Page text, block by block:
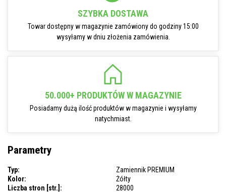
SZYBKA DOSTAWA
Towar dostępny w magazynie zamówiony do godziny 15:00
wysyłamy w dniu złożenia zamówienia.
50.000+ PRODUKTÓW W MAGAZYNIE
Posiadamy dużą ilość produktów w magazynie i wysyłamy
natychmiast.
Parametry
Typ:
Zamiennik PREMIUM
Kolor:
Żółty
Liczba stron [str.]:
28000